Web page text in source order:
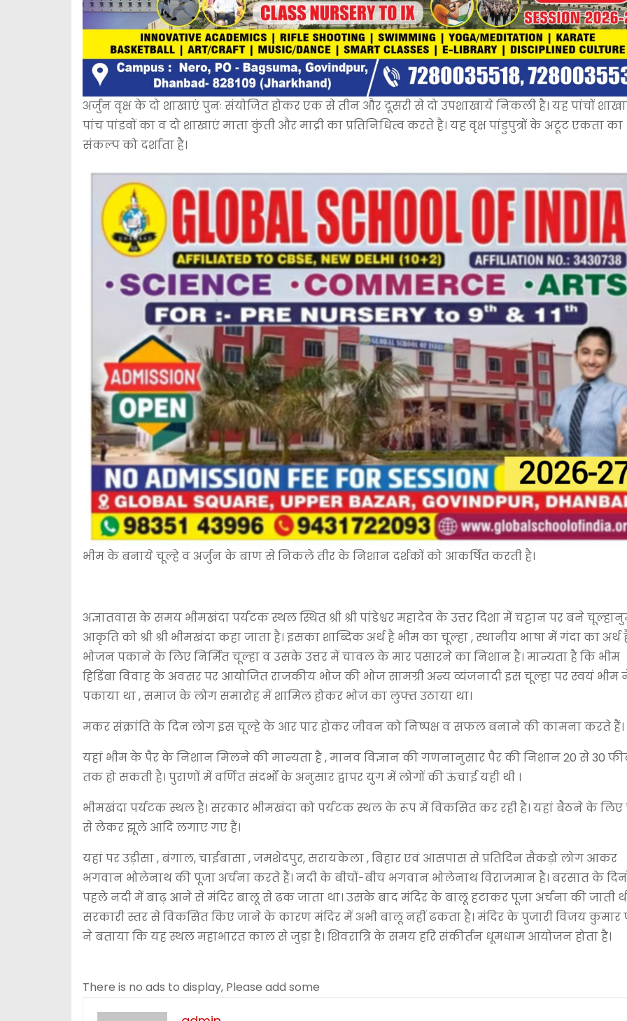
अर्जुन वृक्ष के दो शाखाएं पुनः संयोजित होकर एक से तीन और दूसरी से दो उपशाखाये निकली है। यह पांचों
पांच पांडवों का व दो शाखाएं माता कुंती और माद्री का प्रतिनिधित्व करते है। यह वृक्ष पांडुपुत्रों के अटूट एकता का
संकल्प को दर्शाता है।
भीम के बनाये चूल्हे व अर्जुन के बाण से निकले तीर के निशान दर्शकों को आकर्षित करती है।
अज्ञातवास के समय भीमखंदा पर्यटक स्थल स्थित श्री श्री पांडेश्वर महादेव के उत्तर दिशा में चट्टान पर बने
आकृति को श्री श्री भीमखंदा कहा जाता है। इसका शाब्दिक अर्थ है भीम का चूल्हा , स्थानीय भाषा में गंदा का अर्थ
भोजन पकाने के लिए निर्मित चूल्हा व उसके उत्तर में चावल के मार पसारने का निशान है। मान्यता है कि भीम
हिडिंबा विवाह के अवसर पर आयोजित राजकीय भोज की भोज सामग्री अन्य व्यंजनादी इस चूल्हा पर स्वयं भीम
पकाया था‌ , समाज के लोग समारोह में शामिल होकर भोज का लुफ्त उठाया था।
मकर संक्रांति के दिन लोग इस चूल्हे के आर पार होकर जीवन को निष्पक्ष व सफल बनाने की कामना करते हैं।
यहां भीम के पैर के निशान मिलने की मान्यता है , मानव विज्ञान की गणनानुसार पैर की निशान 20 से 30
तक हो सकती है। पुराणों में वर्णित संदर्भों के अनुसार द्वापर युग में लोगों की ऊंचाई यही थी ।
भीमखंदा पर्यटक स्थल है। सरकार भीमखंदा को पर्यटक स्थल के रूप में विकसित कर रही है। यहां बैठने के
से लेकर झूले आदि लगाए गए हैं।
यहां पर उड़ीसा , बंगाल, चाईबासा , जमशेदपुर, सरायकेला , बिहार एवं आसपास से प्रतिदिन सैकड़ो लोग आकर
भगवान भोलेनाथ की पूजा अर्चना करते हैं। नदी के बीचों-बीच भगवान भोलेनाथ विराजमान है। बरसात के
पहले नदी में बाढ़ आने से मंदिर बालू से ढक जाता था। उसके बाद मंदिर के बालू हटाकर पूजा अर्चना की जाती
सरकारी स्तर से विकसित किए जाने के कारण मंदिर में अभी बालू नहीं ढकता है। मंदिर के पुजारी विजय कुमार
ने बताया कि यह स्थल महाभारत काल से जुड़ा है। शिवरात्रि के समय हरि संकीर्तन धूमधाम आयोजन होता है।
There is no ads to display, Please add some